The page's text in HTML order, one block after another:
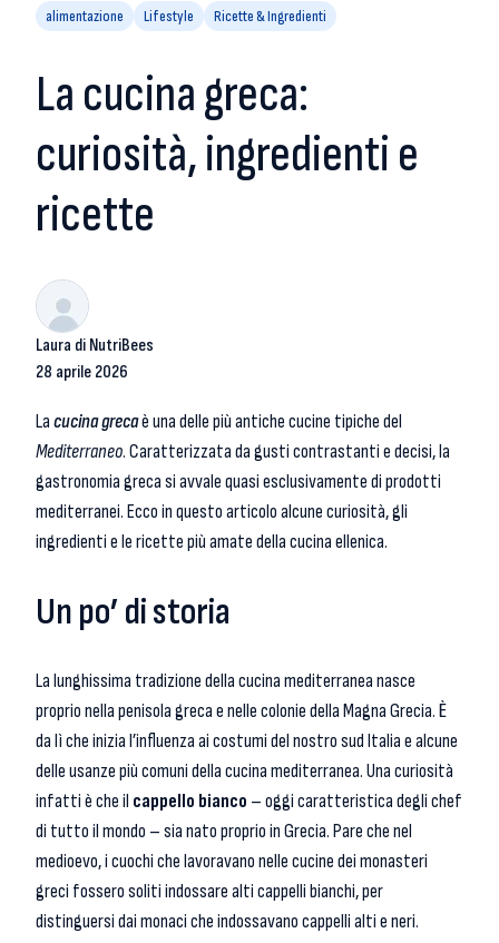
alimentazione Lifestyle Ricette & Ingredienti
La cucina greca:
curiosità, ingredienti e
ricette
Laura di NutriBees
28 aprile 2026
Lacucina grecaè una delle più antiche cucine tipiche del
Mediterraneo. Caratterizzata da gusti contrastanti e decisi, la
gastronomia greca si avvale quasi esclusivamente di prodotti
mediterranei. Ecco in questo articolo alcune curiosità, gli
ingredienti e le ricette più amate della cucina ellenica.
Un po’ di storia
La lunghissima tradizione della cucina mediterranea nasce
proprio nella penisola greca e nelle colonie della Magna Grecia. È
da lì che inizia l’influenza ai costumi del nostro sud Italia e alcune
delle usanze più comuni della cucina mediterranea. Una curiosità
infatti è che il cappello bianco – oggi caratteristica degli chef
di tutto il mondo – sia nato proprio in Grecia. Pare che nel
medioevo, i cuochi che lavoravano nelle cucine dei monasteri
greci fossero soliti indossare alti cappelli bianchi, per
distinguersi dai monaci che indossavano cappelli alti e neri.